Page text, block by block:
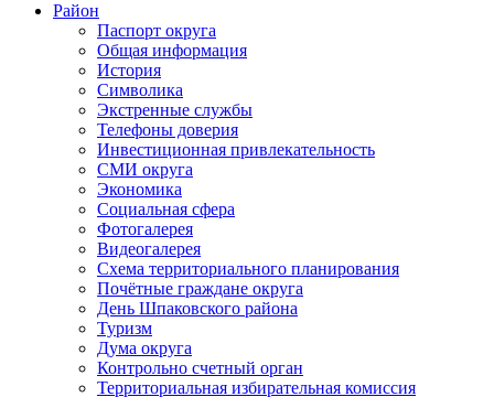
Район
Паспорт округа
Общая информация
История
Символика
Экстренные службы
Телефоны доверия
Инвестиционная привлекательность
СМИ округа
Экономика
Социальная сфера
Фотогалерея
Видеогалерея
Схема территориального планирования
Почётные граждане округа
День Шпаковского района
Туризм
Дума округа
Контрольно счетный орган
Территориальная избирательная комиссия